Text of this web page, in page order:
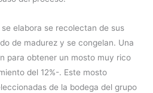
elabora se recolectan de sus
de madurez y se congelan. Una
para obtener un mosto muy rico
del 12%-. Este mosto
de la bodega del grupo